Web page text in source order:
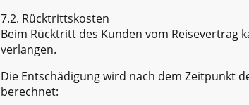
7.2. Rücktrittskosten
Beim Rücktritt des Kunden vom Reisevertrag
verlangen.
Die Entschädigung wird nach dem Zeitpunkt
berechnet: